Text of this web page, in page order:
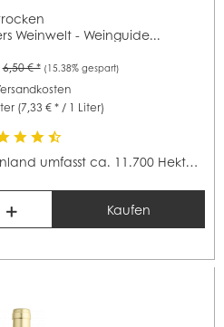
Weinwelt - Weinguide...
6,50 € * (15.38% gespart)
(7,33 € * / 1 Liter)
Das Weinbaugebiet Burgenland umfasst ca. 11.700 Hektar...
Kaufen